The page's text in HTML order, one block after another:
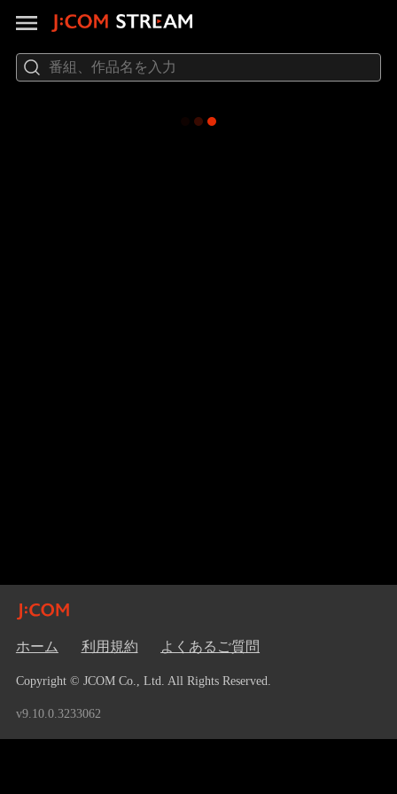
ホーム 利用規約 よくあるご質問
Copyright © JCOM Co., Ltd. All Rights Reserved.
v9.10.0.3233062